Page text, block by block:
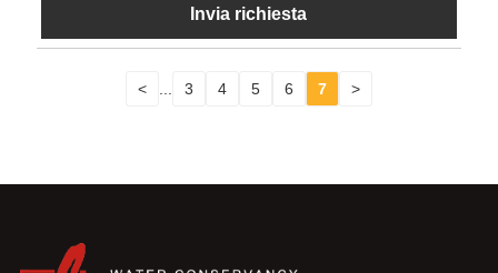
Invia richiesta
< 3 4 5 6 7 >